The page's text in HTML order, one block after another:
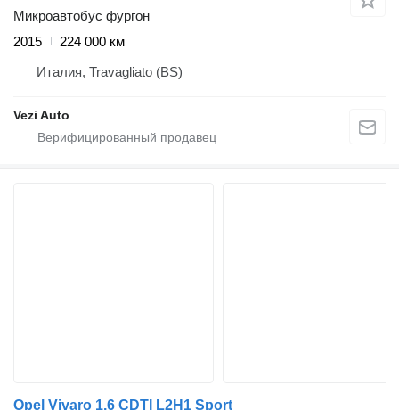
Микроавтобус фургон
2015
224 000 км
Италия, Travagliato (BS)
Vezi Auto
Opel Vivaro 1.6 CDTI L2H1 Sport